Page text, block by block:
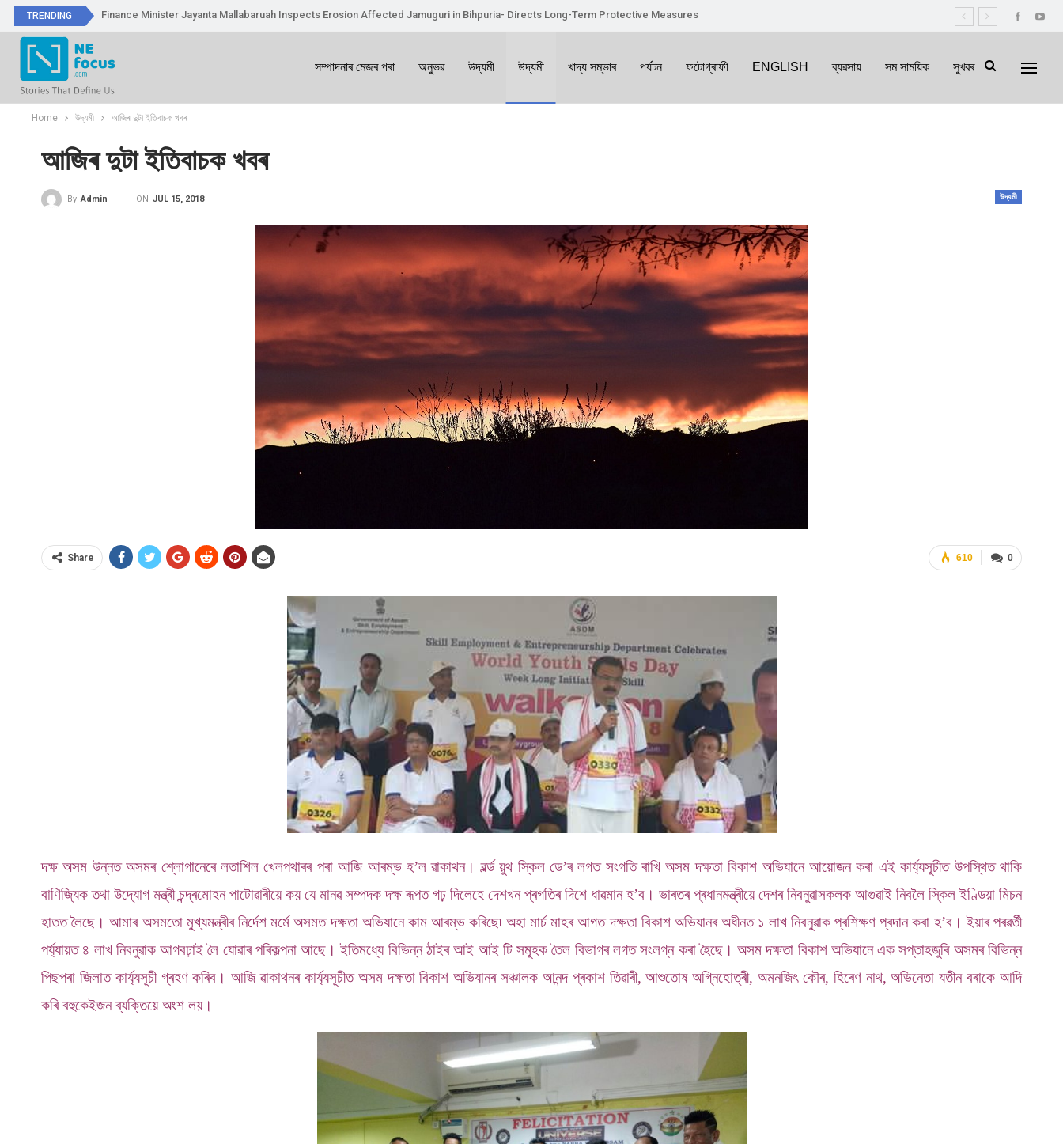
TRENDING Finance Minister Jayanta Mallabaruah Inspects Erosion Affected Jamuguri in Bihpuria- Directs Long-Term Protective Measures
সম্পাদনাৰ মেজৰ পৰা অনুভৱ উদ্যমী উদ্যমী খাদ্য সম্ভাৰ পৰ্যটন ফটোগ্ৰাফী ENGLISH ব্যৱসায় সম সাময়িক সুখবৰ
Home উদ্যমী আজিৰ দুটা ইতিবাচক খবৰ
আজিৰ দুটা ইতিবাচক খবৰ
উদ্যমী
By Admin ON JUL 15, 2018
0
610
Share
দক্ষ অসম উন্নত অসমৰ শ্লোগানেৰে লতাশিল খেলপথাৰৰ পৰা আজি আৰম্ভ হ’ল ৱাকাথন। ৱৰ্ল্ড য়ুথ স্কিল ডে’ৰ লগত সংগতি ৰাখি অসম দক্ষতা বিকাশ অভিযানে আয়োজন কৰা এই কাৰ্য্যসূচীত উপস্থিত থাকি
বাণিজ্যিক তথা উদ্যোগ মন্ত্ৰী চন্দ্ৰমোহন পাটোৱাৰীয়ে কয় যে মানৱ সম্পদক দক্ষ ৰূপত গঢ় দিলেহে দেশখন প্ৰগতিৰ দিশে ধাৱমান হ’ব। ভাৰতৰ প্ৰধানমন্ত্ৰীয়ে দেশৰ নিবনুৱাসকলক আগুৱাই নিবলৈ স্কিল ইণ্ডিয়া মিচন
হাতত লৈছে। আমাৰ অসমতো মুখ্যমন্ত্ৰীৰ নিৰ্দেশ মৰ্মে অসমত দক্ষতা অভিযানে কাম আৰম্ভ কৰিছে৷ অহা মাৰ্চ মাহৰ আগত দক্ষতা বিকাশ অভিযানৰ অধীনত ১ লাখ নিবনুৱাক প্ৰশিক্ষণ প্ৰদান কৰা হ’ব। ইয়াৰ পৰৱৰ্তী
পৰ্য্যায়ত ৪ লাখ নিবনুৱাক আগবঢ়াই লৈ যোৱাৰ পৰিকল্পনা আছে। ইতিমধ্যে বিভিন্ন ঠাইৰ আই আই টি সমূহক তৈল বিভাগৰ লগত সংলগ্ন কৰা হৈছে। অসম দক্ষতা বিকাশ অভিযানে এক সপ্তাহজুৰি অসমৰ বিভিন্ন
পিছপৰা জিলাত কাৰ্য্যসূচী গ্ৰহণ কৰিব। আজি ৱাকাথনৰ কাৰ্য্যসূচীত অসম দক্ষতা বিকাশ অভিযানৰ সঞ্চালক আনন্দ প্ৰকাশ তিৱাৰী, আশুতোষ অগ্নিহোত্ৰী, অমনজিৎ কৌৰ, হিৰেণ নাথ, অভিনেতা যতীন বৰাকে আদি
কৰি বহুকেইজন ব্যক্তিয়ে অংশ লয়।